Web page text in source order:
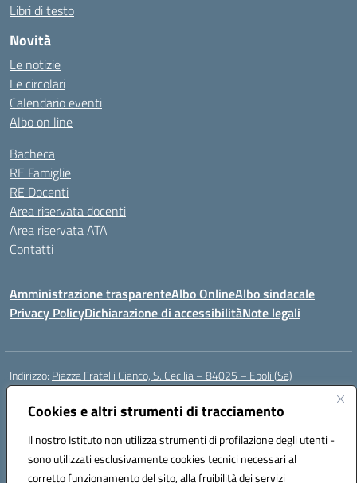
Cookies e altri strumenti di tracciamento
Il nostro Istituto non utilizza strumenti di profilazione degli utenti -
sono utilizzati esclusivamente cookies tecnici necessari al
corretto funzionamento del sito, alla fruibilità dei servizi
Libri di testo
Novità
Le notizie
Le circolari
Calendario eventi
Albo on line
Bacheca
RE Famiglie
RE Docenti
Area riservata docenti
Area riservata ATA
Contatti
Amministrazione trasparenteAlbo OnlineAlbo sindacale
Privacy PolicyDichiarazione di accessibilitàNote legali
Indirizzo: Piazza Fratelli Cianco, S. Cecilia – 84025 – Eboli (Sa)
Centralino:
Posta elettronica certificata (PEC):saic81900c@pec.istruzione.it
Codice fiscale: 91028680659
Codice meccanografico:SAIC81900C
Codice Indice delle Pubbliche Amministrazioni (IPA): istsc_saic81900c